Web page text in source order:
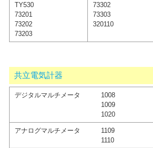
TY530
73201
73202
73203
73302
73303
320110
共立電気計器
デジタルマルチメータ
1008
1009
1020
アナログマルチメータ
1109
1110